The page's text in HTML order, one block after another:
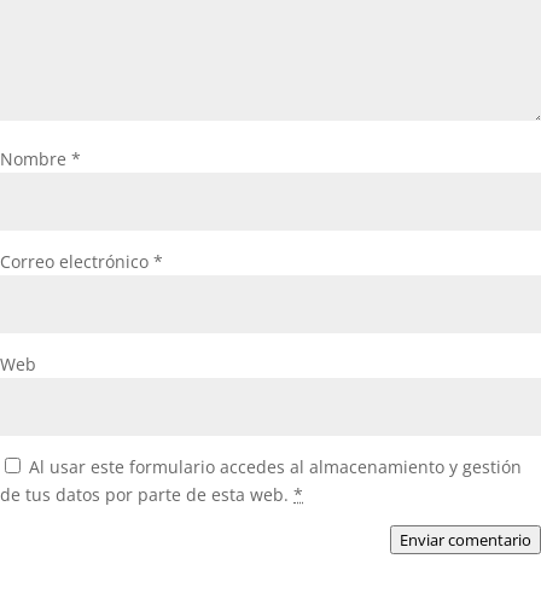
Nombre *
Correo electrónico *
Web
Al usar este formulario accedes al almacenamiento y gestión
de tus datos por parte de esta web. *
Enviar comentario